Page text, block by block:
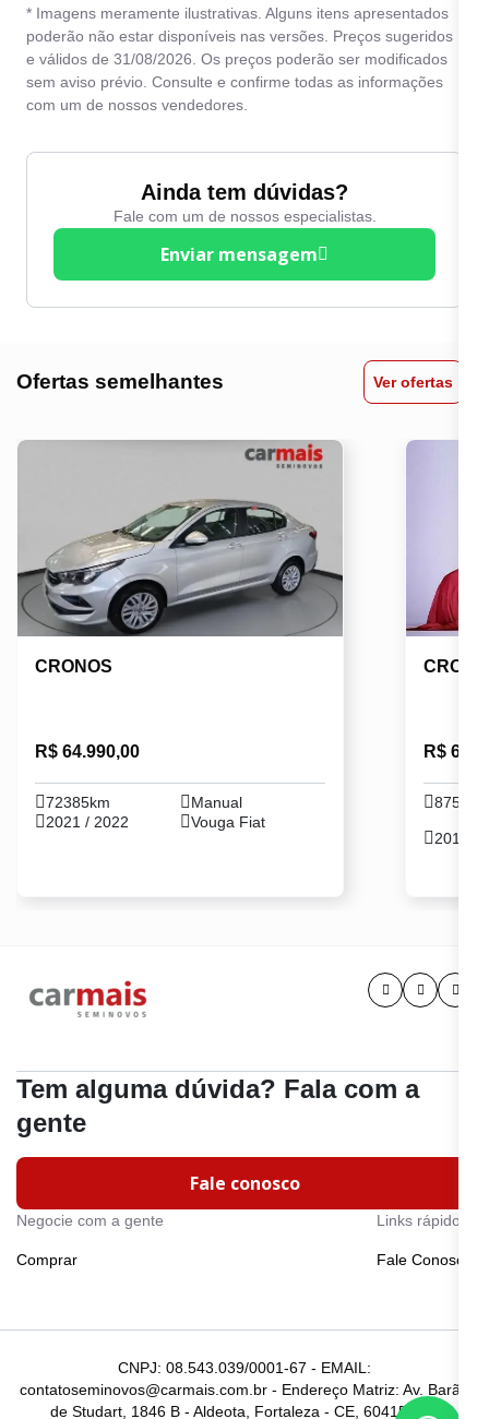
* Imagens meramente ilustrativas. Alguns itens apresentados
poderão não estar disponíveis nas versões. Preços sugeridos
e válidos de 31/08/2026. Os preços poderão ser modificados
sem aviso prévio. Consulte e confirme todas as informações
com um de nossos vendedores.
Ainda tem dúvidas?
Fale com um de nossos especialistas.
Enviar mensagem
Ofertas semelhantes Ver ofertas
CRONOS
R$ 64.990,00
72385km
Manual
2021 / 2022
Vouga Fiat
R$
2019 /
Tem alguma dúvida? Fala com a
gente
Fale conosco
Negocie com a gente
Comprar
Links rápidos
Fale Conosco
CNPJ: 08.543.039/0001-67 - EMAIL:
contatoseminovos@carmais.com.br - Endereço Matriz: Av. Barão
de Studart, 1846 B - Aldeota, Fortaleza - CE, 60415-510